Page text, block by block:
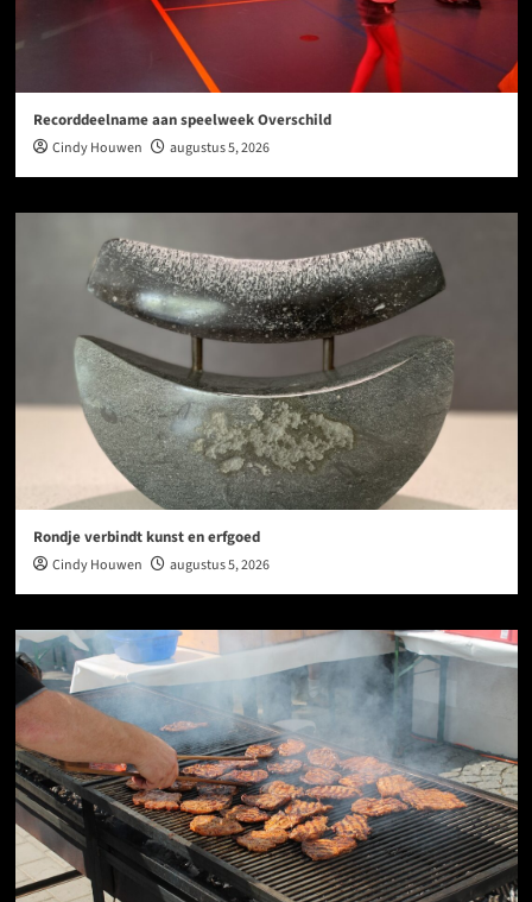
Recorddeelname aan speelweek Overschild
Cindy Houwen augustus 5, 2026
Rondje verbindt kunst en erfgoed
Cindy Houwen augustus 5, 2026